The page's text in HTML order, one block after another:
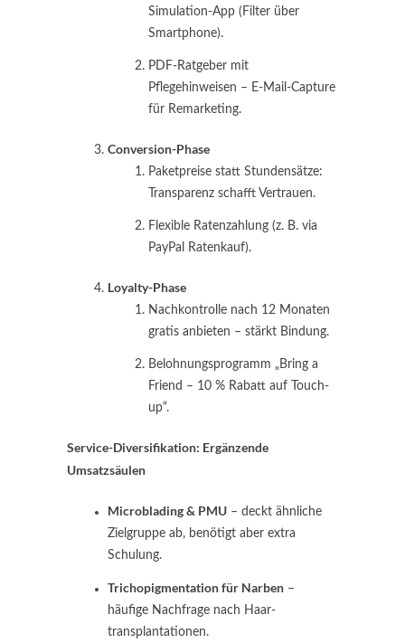
Simulation‐App (Filter über
Smartphone).
PDF-Ratgeber mit
Pflegehinweisen – E-Mail-Capture
für Remarketing.
Conversion-Phase
Paketpreise statt Stundensätze:
Transparenz schafft Vertrauen.
Flexible Ratenzahlung (z. B. via
PayPal Ratenkauf).
Loyalty-Phase
Nachkontrolle nach 12 Monaten
gratis anbieten – stärkt Bindung.
Belohnungs­programm „Bring a
Friend – 10 % Rabatt auf Touch-
up“.
Service-Diversifikation: Ergänzende
Umsatzsäulen
Microblading & PMU – deckt ähnliche
Zielgruppe ab, benötigt aber extra
Schulung.
Trichopigmentation für Narben –
häufige Nachfrage nach Haar­
transplantationen.